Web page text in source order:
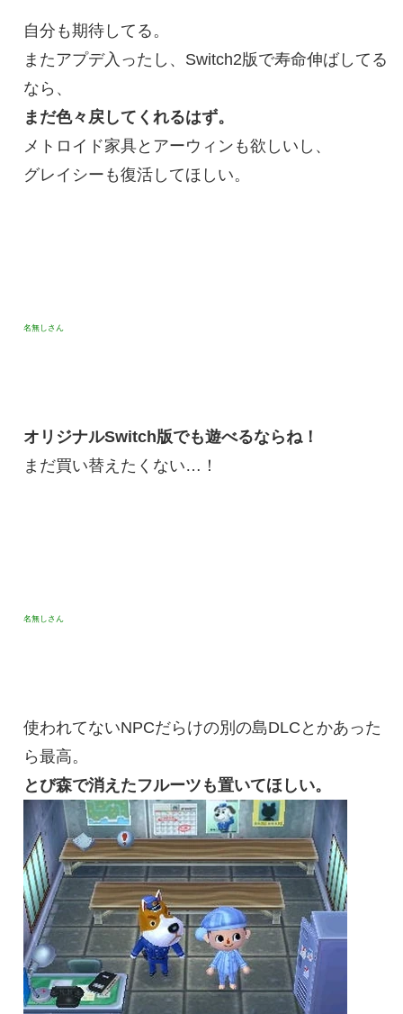
自分も期待してる。
またアプデ入ったし、Switch2版で寿命伸ばしてる
なら、
まだ色々戻してくれるはず。
メトロイド家具とアーウィンも欲しいし、
グレイシーも復活してほしい。
名無しさん
オリジナルSwitch版でも遊べるならね！
まだ買い替えたくない…！
名無しさん
使われてないNPCだらけの別の島DLCとかあった
ら最高。
とび森で消えたフルーツも置いてほしい。